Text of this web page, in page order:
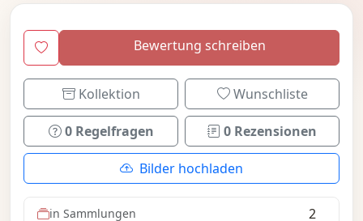
Bewertung schreiben
Kollektion Wunschliste
0 Regelfragen 0 Rezensionen
Bilder hochladen
in Sammlungen 2